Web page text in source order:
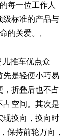
每一位工作人
级标准的产品与
的关爱。 ,
儿推车优点众
先是轻便小巧易
，折叠后也不占
占空间。其次是
现换向，换向时
保持前轮万向，